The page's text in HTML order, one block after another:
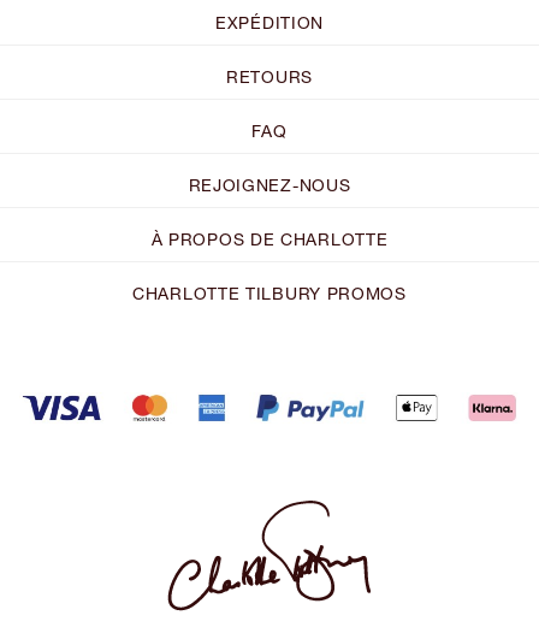
EXPÉDITION
RETOURS
FAQ
REJOIGNEZ-NOUS
À PROPOS DE CHARLOTTE
CHARLOTTE TILBURY PROMOS